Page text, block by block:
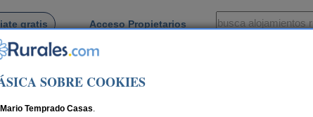
gratis Acceso Propietarios
SOBRE COOKIES
Mario Temprado Casas.